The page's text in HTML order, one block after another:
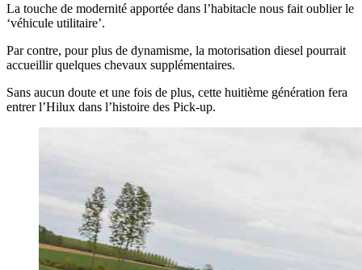
La touche de modernité apportée dans l’habitacle nous fait oublier le
‘véhicule utilitaire’.
Par contre, pour plus de dynamisme, la motorisation diesel pourrait
accueillir quelques chevaux supplémentaires.
Sans aucun doute et une fois de plus, cette huitième génération fera
entrer l’Hilux dans l’histoire des Pick-up.